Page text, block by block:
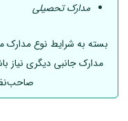
مدارک تحصیلی
بسته به شرایط نوع مدارک
مدارک جانبی دیگری نیاز